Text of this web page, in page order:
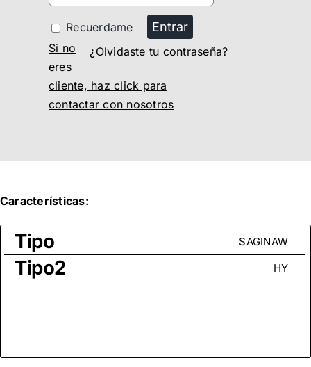
Recuerdame Entrar
¿Olvidaste tu contraseña?
Si no
eres
cliente, haz click para
contactar con nosotros
Características:
Tipo SAGINAW
Tipo2 HY